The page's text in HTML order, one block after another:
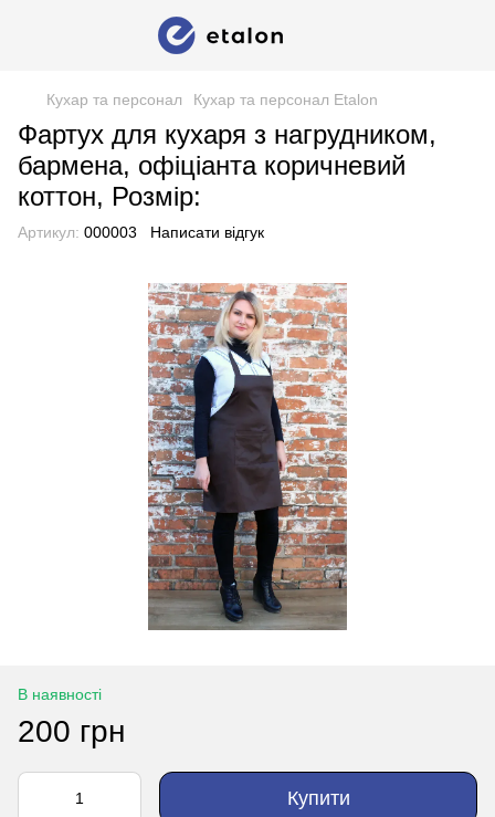
Кухар та персонал Кухар та персонал Etalon
Фартух для кухаря з нагрудником,
бармена, офіціанта коричневий
коттон, Розмір:
Артикул: 000003 Написати відгук
В наявності
200 грн
Купити